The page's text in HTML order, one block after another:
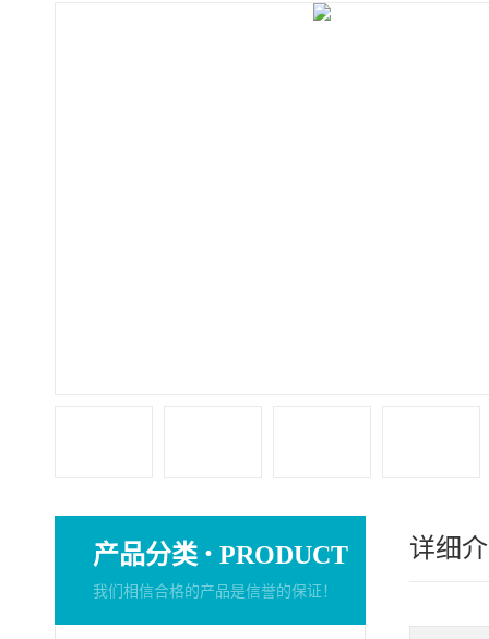
产品分类 · PRODUCT
我们相信合格的产品是信誉的保证！
详细